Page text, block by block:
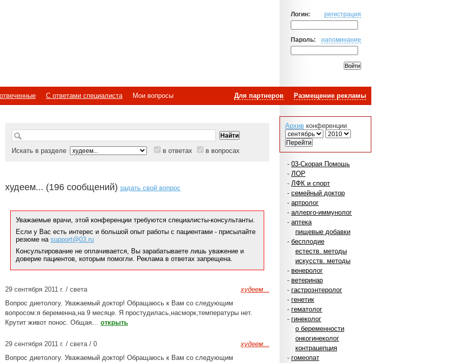
Логин: регистрация
Пароль: напоминание
Размещение рекламы
Для партнеров
С ответами специалиста
Мои вопросы
Архив конференции
- 03-Скорая Помощь
- ЛОР
- ЛФК и спорт
- семейный доктор
- артролог
- аллерго-иммунолог
- аптека
пищевые добавки
- бесплодие
естеств. методы
искусств. методы
- венеролог
- ветеринар
- гастроэнтеролог
- генетик
- гематолог
- гинеколог
о беременности
онкогинеколог
контрацепция
- гомеопат
Искать в разделе в ответах в вопросах
худеем... (196 сообщений) задать свой вопрос
Уважаемые врачи, этой конференции требуются специалисты-консультанты.
Если у Вас есть интерес и большой опыт работы с пациентами - присылайте
резюме на support@03.ru
Консультирование не оплачивается, Вы зарабатываете лишь уважение и
доверие пациентов, которым помогли. Реклама в ответах запрещена.
худеем...
29 сентября 2011 г. / света
Вопрос диетологу. Уважаемый доктор! Обращаюсь к Вам со следующим
вопросом:я беременна,на 9 месяце. Я простудилась,насморк,температуры нет.
Крутит живот понос. Общая… открыть
худеем...
29 сентября 2011 г. / света / 0
Вопрос диетологу. Уважаемый доктор! Обращаюсь к Вам со следующим